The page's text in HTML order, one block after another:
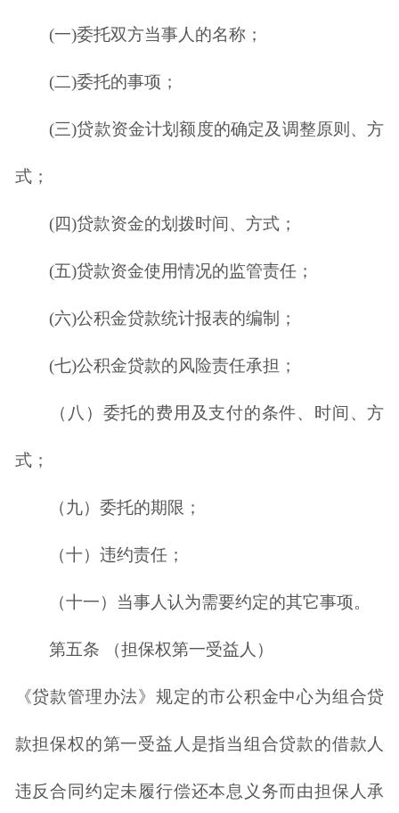
(一)委托双方当事人的名称；
(二)委托的事项；
(三)贷款资金计划额度的确定及调整原则、方
式；
(四)贷款资金的划拨时间、方式；
(五)贷款资金使用情况的监管责任；
(六)公积金贷款统计报表的编制；
(七)公积金贷款的风险责任承担；
（八）委托的费用及支付的条件、时间、方
式；
（九）委托的期限；
（十）违约责任；
（十一）当事人认为需要约定的其它事项。
第五条 （担保权第一受益人）
《贷款管理办法》规定的市公积金中心为组合贷
款担保权的第一受益人是指当组合贷款的借款人
违反合同约定未履行偿还本息义务而由担保人承